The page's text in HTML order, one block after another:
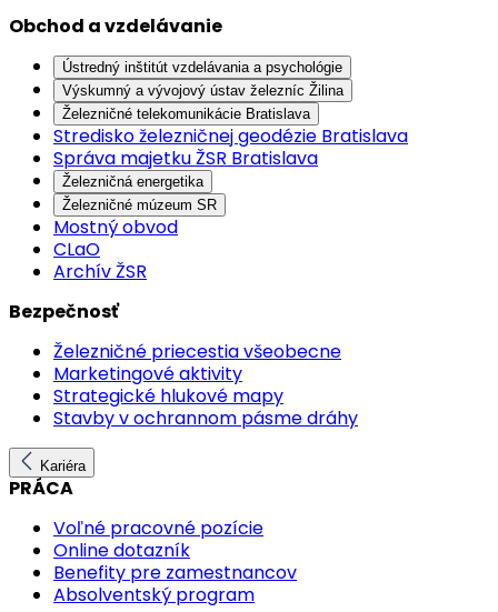
Obchod a vzdelávanie
Ústredný inštitút vzdelávania a psychológie
Výskumný a vývojový ústav železníc Žilina
Železničné telekomunikácie Bratislava
Stredisko železničnej geodézie Bratislava
Správa majetku ŽSR Bratislava
Železničná energetika
Železničné múzeum SR
Mostný obvod
CLaO
Archív ŽSR
Bezpečnosť
Železničné priecestia všeobecne
Marketingové aktivity
Strategické hlukové mapy
Stavby v ochrannom pásme dráhy
Kariéra
PRÁCA
Voľné pracovné pozície
Online dotazník
Benefity pre zamestnancov
Absolventský program